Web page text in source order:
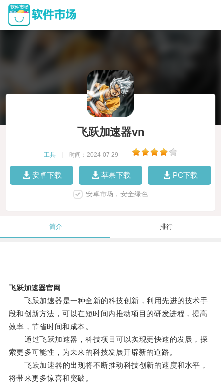
飞跃加速器vn
工具 时间：2024-07-29
安卓下载 苹果下载 PC下载
安卓市场，安全绿色
简介 排行
飞跃加速器官网
飞跃加速器是一种全新的科技创新，利用先进的技术手
段和创新方法，可以在短时间内推动项目的研发进程，提高
效率，节省时间和成本。
通过飞跃加速器，科技项目可以实现更快速的发展，探
索更多可能性，为未来的科技发展开辟新的道路。
飞跃加速器的出现将不断推动科技创新的速度和水平，
将带来更多惊喜和突破。